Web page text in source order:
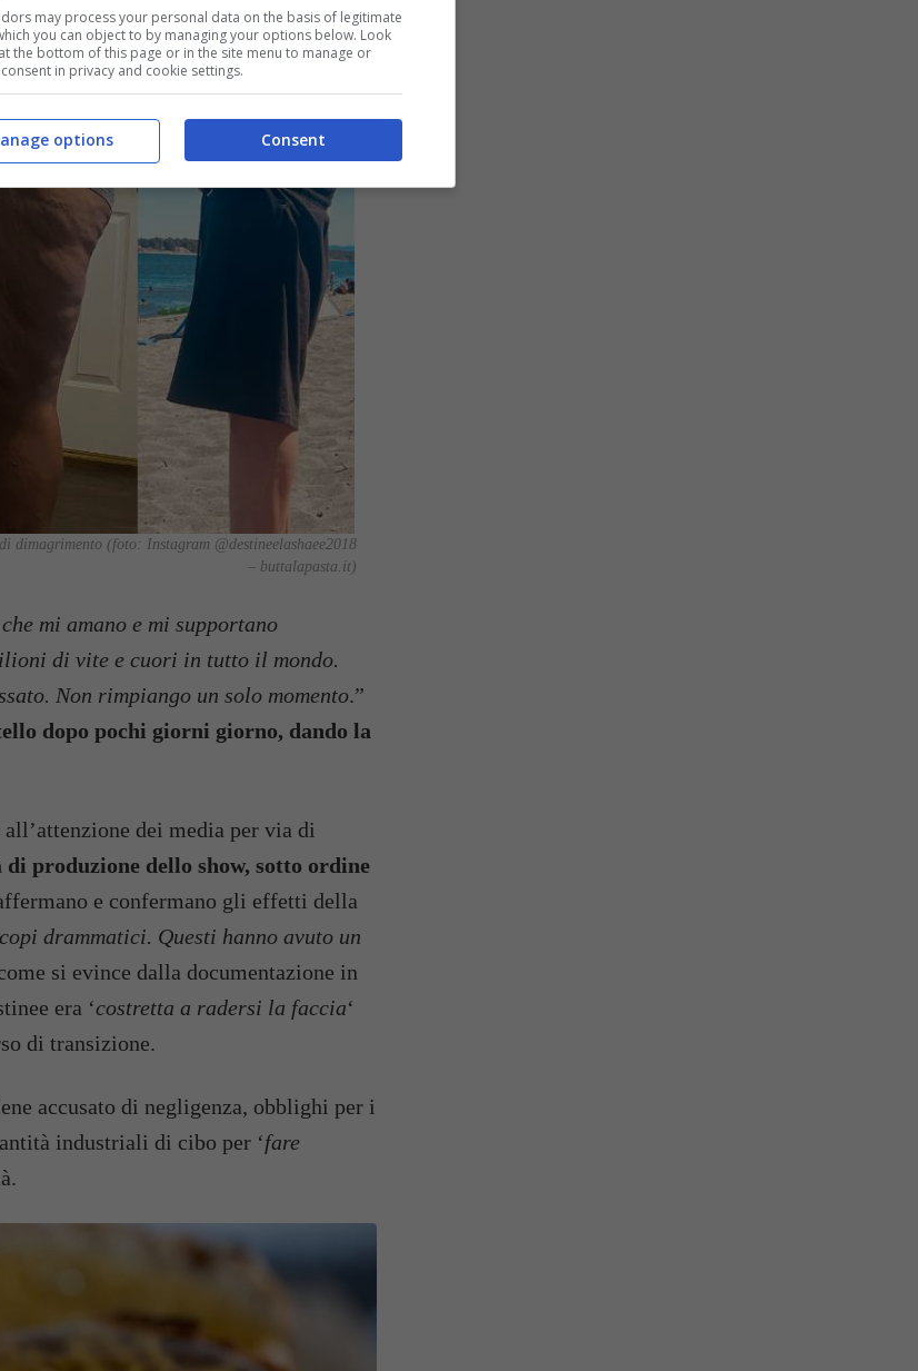
dimagrimento (foto: Instagram @destineelashaee2018
– buttalapasta.it)
mi amano e mi supportano
di vite e cuori in tutto il mondo.
Non rimpiango un solo momento.”
dopo pochi giorni giorno, dando la
dei media per via di
di produzione dello show, sotto ordine
e confermano gli effetti della
drammatici. Questi hanno avuto un
si evince dalla documentazione in
era ‘costretta a radersi la faccia‘
di transizione.
accusato di negligenza, obblighi per i
industriali di cibo per ‘fare
may process your personal data on the basis of legitimate
you can object to by managing your options below. Look
the bottom of this page or in the site menu to manage or
in privacy and cookie settings.
Consent
options